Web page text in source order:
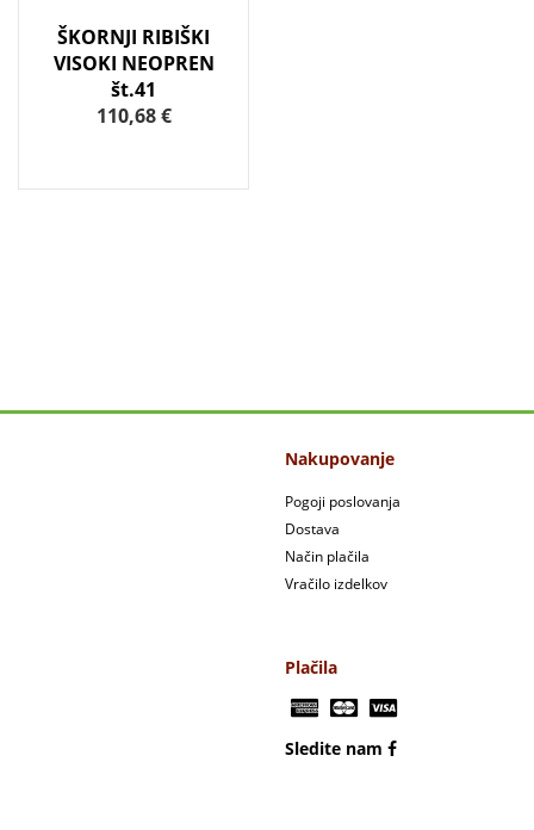
ŠKORNJI RIBIŠKI
VISOKI NEOPREN
št.41
110,68 €
Nakupovanje
Pogoji poslovanja
Dostava
Način plačila
Vračilo izdelkov
Plačila
Sledite nam